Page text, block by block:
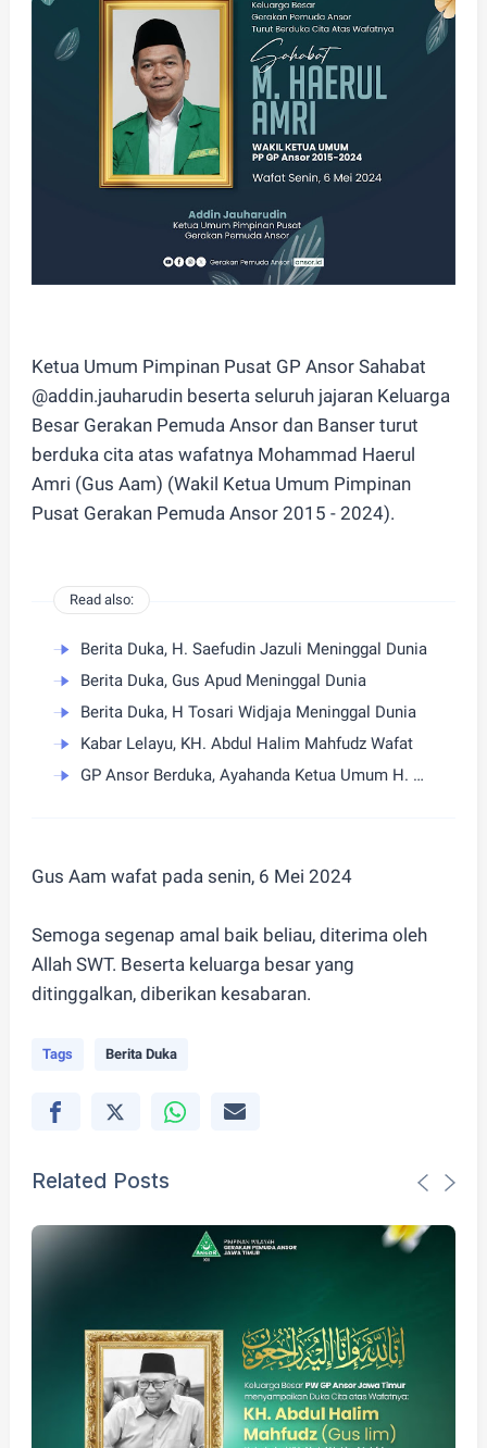
Ketua Umum Pimpinan Pusat GP Ansor Sahabat
@addin.jauharudin beserta seluruh jajaran Keluarga
Besar Gerakan Pemuda Ansor dan Banser turut
berduka cita atas wafatnya Mohammad Haerul
Amri (Gus Aam) (Wakil Ketua Umum Pimpinan
Pusat Gerakan Pemuda Ansor 2015 - 2024).
Read also:
Berita Duka, H. Saefudin Jazuli Meninggal Dunia
Berita Duka, Gus Apud Meninggal Dunia
Berita Duka, H Tosari Widjaja Meninggal Dunia
Kabar Lelayu, KH. Abdul Halim Mahfudz Wafat
GP Ansor Berduka, Ayahanda Ketua Umum H. Addin Jauharudin, Bapak H. Asdum bin Artim Wafat
Gus Aam wafat pada senin, 6 Mei 2024
Semoga segenap amal baik beliau, diterima oleh
Allah SWT. Beserta keluarga besar yang
ditinggalkan, diberikan kesabaran.
Tags Berita Duka
Related Posts